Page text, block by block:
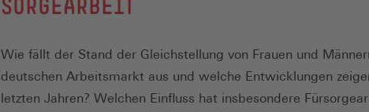
SORGEARBEIT
Wie fällt der Stand der Gleichstellung von Frauen und
deutschen Arbeitsmarkt aus und welche Entwicklungen
letzten Jahren? Welchen Einfluss hat insbesondere